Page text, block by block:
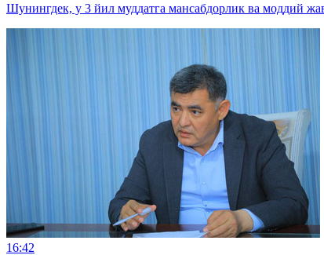
Шунингдек, у 3 йил муддатга мансабдорлик ва моддий
16:42